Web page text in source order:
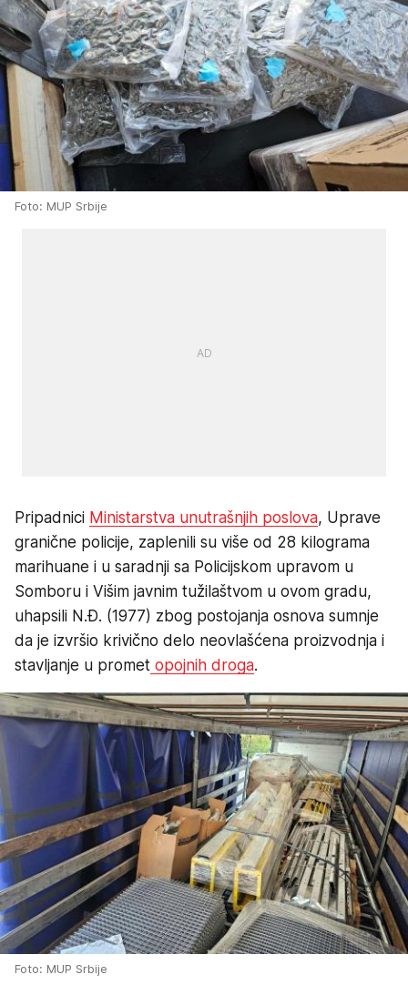
Foto: MUP Srbije
Pripadnici Ministarstva unutrašnjih poslova, Uprave
granične policije, zaplenili su više od 28 kilograma
marihuane i u saradnji sa Policijskom upravom u
Somboru i Višim javnim tužilaštvom u ovom gradu,
uhapsili N.Đ. (1977) zbog postojanja osnova sumnje
da je izvršio krivično delo neovlašćena proizvodnja i
stavljanje u promet opojnih droga.
Foto: MUP Srbije